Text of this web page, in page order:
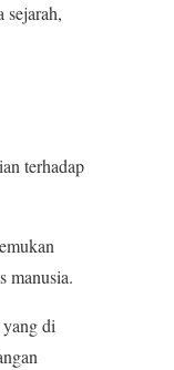
sejarah,
terhadap
manusia.
di